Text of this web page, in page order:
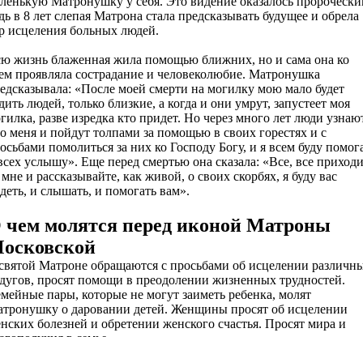
в 8 лет слепая Матрона стала предсказывать будущее и обрела
исцеления больных людей.
жизнь блаженная жила помощью ближних, но и сама она ко
проявляла сострадание и человеколюбие. Матронушка
«После моей смерти на могилку мою мало будет
людей, только близкие, а когда и они умрут, запустеет моя
разве изредка кто придет. Но через много лет люди
меня и пойдут толпами за помощью в своих горестях и с
помолиться за них ко Господу Богу, и я всем буду
услышу». Еще перед смертью она сказала: «Все, все
и рассказывайте, как живой, о своих скорбях, я буду вас
и слышать, и помогать вам».
молятся перед иконой Матроны
Матроне обращаются с просьбами об исцелении
просят помощи в преодолении жизненных трудностей.
пары, которые не могут заиметь ребенка, молят
о даровании детей. Женщины просят об исцелении
болезней и обретении женского счастья. Просят мира и